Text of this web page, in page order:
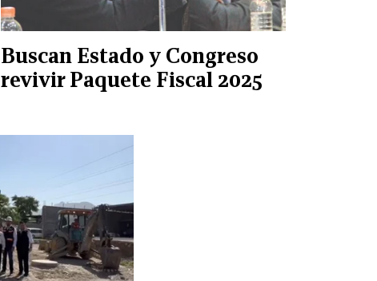
Buscan Estado y Congreso
revivir Paquete Fiscal 2025